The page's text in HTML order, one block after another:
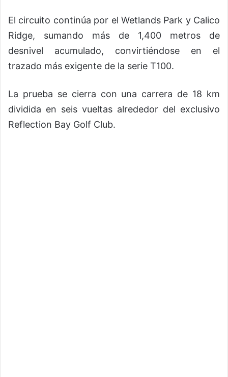
El circuito continúa por el Wetlands Park y Calico
Ridge, sumando más de 1,400 metros de
desnivel acumulado, convirtiéndose en el
trazado más exigente de la serie T100.
La prueba se cierra con una carrera de 18 km
dividida en seis vueltas alrededor del exclusivo
Reflection Bay Golf Club.